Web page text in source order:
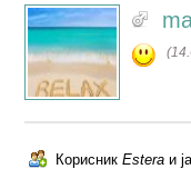
Корисник Esteraи